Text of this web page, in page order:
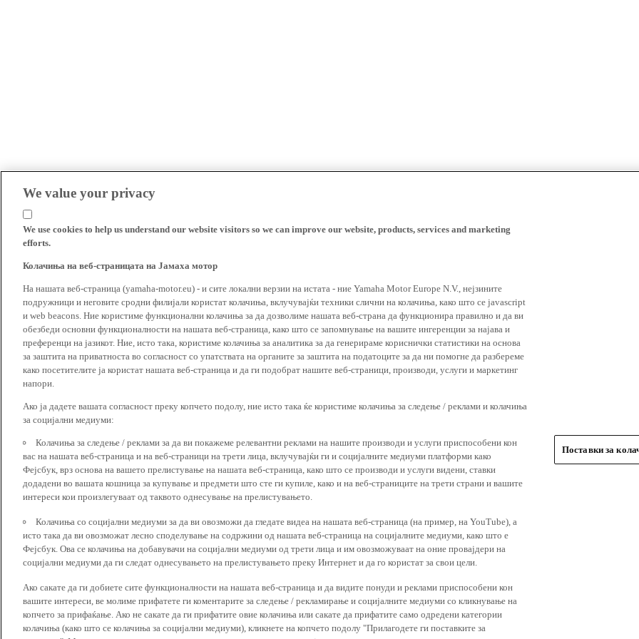
We value your privacy
We use cookies to help us understand our website visitors so we can improve our website, products, services and marketing
efforts.
Колачиња на веб-страницата на Јамаха мотор
На нашата веб-страница (yamaha-motor.eu) - и сите локални верзии на истата - ние Yamaha Motor Europe N.V., нејзините
подружници и неговите сродни филијали користат колачиња, вклучувајќи техники слични на колачиња, како што се javascript
и web beacons. Ние користиме функционални колачиња за да дозволиме нашата веб-страна да функционира правилно и да ви
обезбеди основни функционалности на нашата веб-страница, како што се запомнување на вашите ингеренции за најава и
преференци на јазикот. Ние, исто така, користиме колачиња за аналитика за да генерираме кориснички статистики на основа
за заштита на приватноста во согласност со упатствата на органите за заштита на податоците за да ни помогне да разбереме
како посетителите ја користат нашата веб-страница и да ги подобрат нашите веб-страници, производи, услуги и маркетинг
напори.
Ако ја дадете вашата согласност преку копчето подолу, ние исто така ќе користиме колачиња за следење / реклами и колачиња
за социјални медиуми:
Колачиња за следење / реклами за да ви покажеме релевантни реклами на нашите производи и услуги приспособени кон
вас на нашата веб-страница и на веб-страници на трети лица, вклучувајќи ги и социјалните медиуми платформи како
Фејсбук, врз основа на вашето прелистување на нашата веб-страница, како што се производи и услуги видени, ставки
додадени во вашата кошница за купување и предмети што сте ги купиле, како и на веб-страниците на трети страни и вашите
интереси кои произлегуваат од таквото однесување на прелистувањето.
Колачиња со социјални медиуми за да ви овозможи да гледате видеа на нашата веб-страница (на пример, на YouTube), а
исто така да ви овозможат лесно споделување на содржини од нашата веб-страница на социјалните медиуми, како што е
Фејсбук. Ова се колачиња на добавувачи на социјални медиуми од трети лица и им овозможуваат на оние провајдери на
социјални медиуми да ги следат однесувањето на прелистувањето преку Интернет и да го користат за свои цели.
Ако сакате да ги добиете сите функционалности на нашата веб-страница и да видите понуди и реклами приспособени кон
вашите интереси, ве молиме прифатете ги коментарите за следење / рекламирање и социјалните медиуми со кликнување на
копчето за прифаќање. Ако не сакате да ги прифатите овие колачиња или сакате да прифатите само одредени категории
колачиња (како што се колачиња за социјални медиуми), кликнете на копчето подолу "Прилагодете ги поставките за
Поставки за